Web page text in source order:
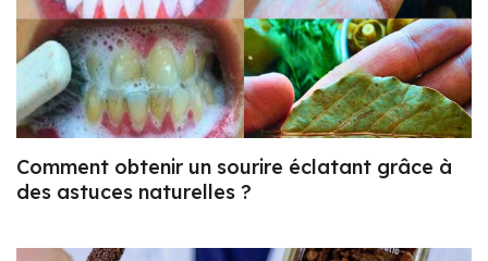
Comment obtenir un sourire éclatant grâce à
des astuces naturelles ?